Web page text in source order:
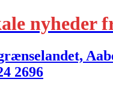
nyheder
2696